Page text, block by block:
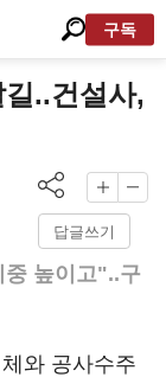
구독
..건설사,
답글쓰기
중 높이고"..구
와 공사수주